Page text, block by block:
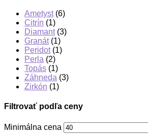
Ametyst (6)
Citrín (1)
Diamant (3)
Granát (1)
Peridot (1)
Perla (2)
Topás (1)
Záhneda (3)
Zirkón (1)
Filtrovať podľa ceny
Minimálna cena